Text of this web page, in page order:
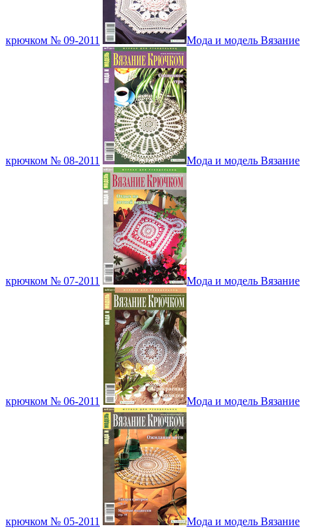
крючком № 09-2011 Мода и модель Вязание
крючком № 08-2011 Мода и модель Вязание
крючком № 07-2011 Мода и модель Вязание
крючком № 06-2011 Мода и модель Вязание
крючком № 05-2011 Мода и модель Вязание